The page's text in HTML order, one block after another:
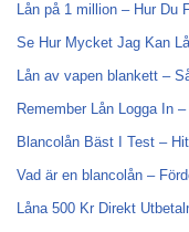
Lån på 1 million – Hur Du
Se Hur Mycket Jag Kan
Lån av vapen blankett –
Remember Lån Logga In
Blancolån Bäst I Test –
Vad är en blancolån –
Låna 500 Kr Direkt